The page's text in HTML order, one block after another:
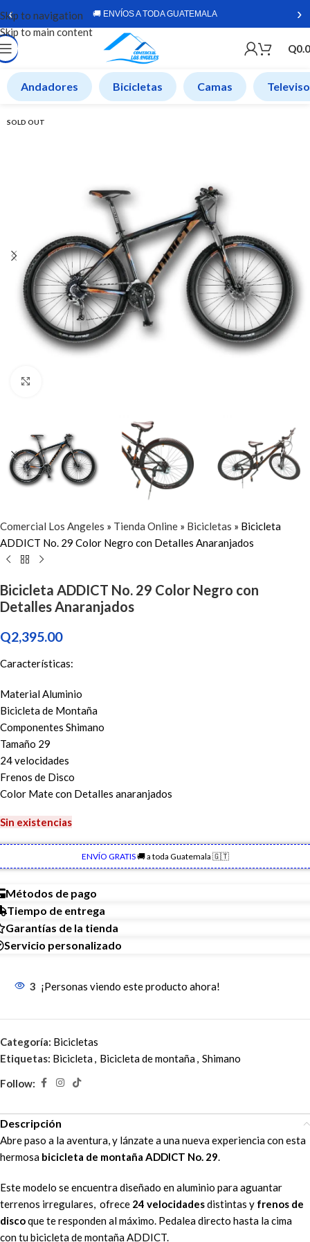
Skip to navigation
Skip to main content
‹ 🚚 ENVÍOS A TODA GUATEMALA ›
Q
Andadores Bicicletas Camas
SOLD OUT
Comercial Los Angeles » Tienda Online » Bicicletas » Bicicleta
ADDICT No. 29 Color Negro con Detalles Anaranjados
Bicicleta ADDICT No. 29 Color Negro con
Detalles Anaranjados
Q2,395.00
Características:
Material Aluminio
Bicicleta de Montaña
Componentes Shimano
Tamaño 29
24 velocidades
Frenos de Disco
Color Mate con Detalles anaranjados
Sin existencias
ENVÍO GRATIS🚚 a toda Guatemala 🇬🇹
Métodos de pago
Tiempo de entrega
Garantías de la tienda
Servicio personalizado
3 ¡Personas viendo este producto ahora!
Categoría: Bicicletas
Etiquetas: Bicicleta, Bicicleta de montaña, Shimano
Follow:
Descripción
Abre paso a la aventura, y lánzate a una nueva experiencia con esta
hermosa bicicleta de montaña ADDICT No. 29.
Este modelo se encuentra diseñado en aluminio para aguantar
terrenos irregulares, ofrece 24 velocidadesdistintas y frenos de
discoque te responden al máximo. Pedalea directo hasta la cima
con tu bicicleta de montaña ADDICT.